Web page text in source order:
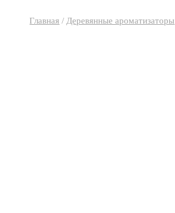
Главная / Деревянные ароматизаторы